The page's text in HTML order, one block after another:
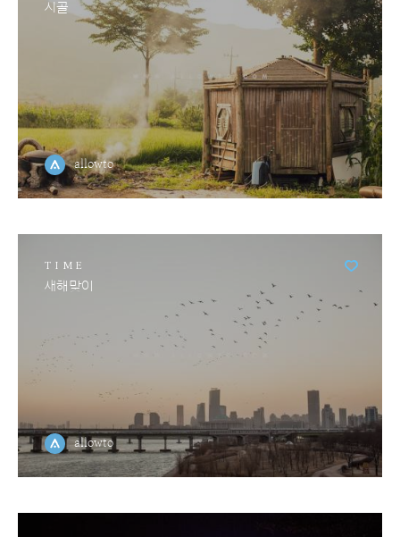
시골
allowto
TIME
새해맞이
allowto